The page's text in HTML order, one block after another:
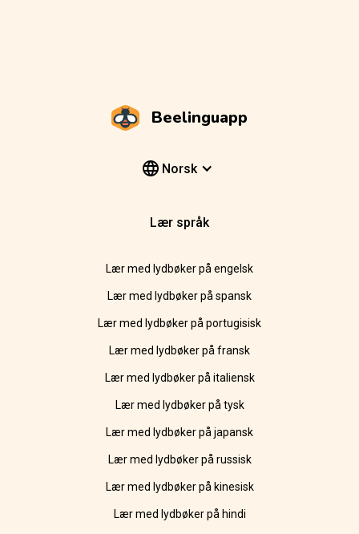
Beelinguapp
Norsk
Lær språk
Lær med lydbøker på engelsk
Lær med lydbøker på spansk
Lær med lydbøker på portugisisk
Lær med lydbøker på fransk
Lær med lydbøker på italiensk
Lær med lydbøker på tysk
Lær med lydbøker på japansk
Lær med lydbøker på russisk
Lær med lydbøker på kinesisk
Lær med lydbøker på hindi